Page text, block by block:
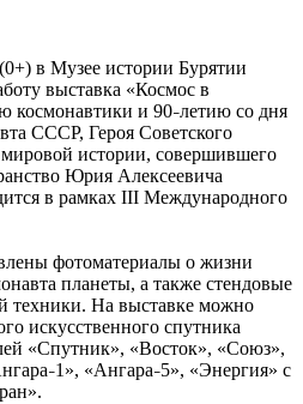
в Музее истории Бурятии
выставка «Космос в
космонавтики и 90–летию со дня
СССР, Героя Советского
истории, совершившего
Юрия Алексеевича
в рамках III Международного
фотоматериалы о жизни
планеты, а также стендовые
техники. На выставке можно
искусственного спутника
«Спутник», «Восток», «Союз»,
–1», «Ангара–5», «Энергия» с